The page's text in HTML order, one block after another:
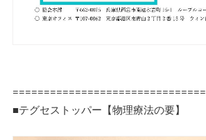
===============================
■テグセストッパー【物理療法の要】